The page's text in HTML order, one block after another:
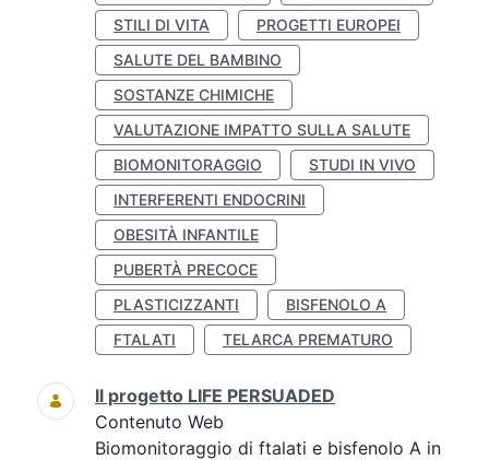
STILI DI VITA
PROGETTI EUROPEI
SALUTE DEL BAMBINO
SOSTANZE CHIMICHE
VALUTAZIONE IMPATTO SULLA SALUTE
BIOMONITORAGGIO
STUDI IN VIVO
INTERFERENTI ENDOCRINI
OBESITÀ INFANTILE
PUBERTÀ PRECOCE
PLASTICIZZANTI
BISFENOLO A
FTALATI
TELARCA PREMATURO
Il progetto LIFE PERSUADED
Contenuto Web
Biomonitoraggio di ftalati e bisfenolo A in